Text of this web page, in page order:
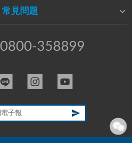
常見問題
0800-358899